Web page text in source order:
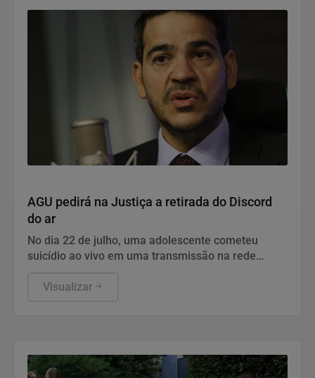
AGU pedirá na Justiça a retirada do Discord
do ar
No dia 22 de julho, uma adolescente cometeu
suicídio ao vivo em uma transmissão na rede
Visualizar